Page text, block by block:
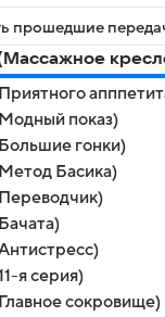
прошедшие
показ)
гонки)
Басика)
я серия)
сокровище)